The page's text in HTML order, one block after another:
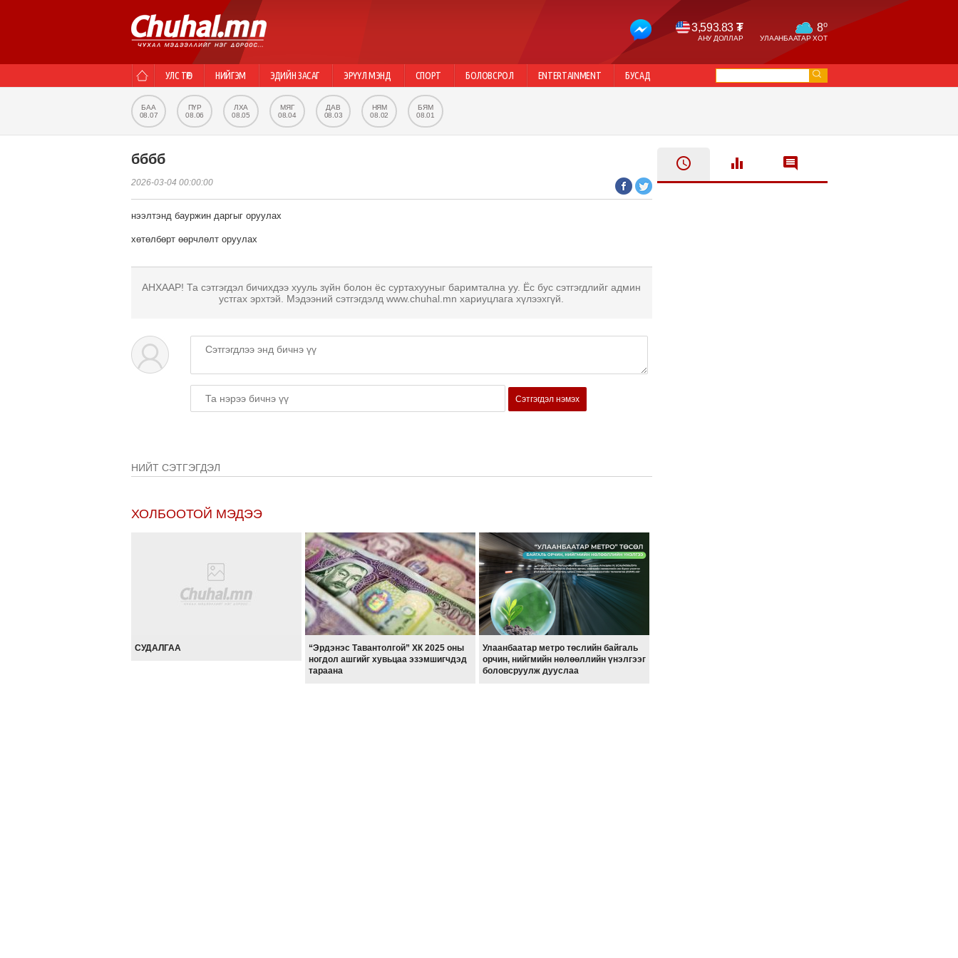
3,593.83 ₮
АНУ ДОЛЛАР
8o
УЛААНБААТАР ХОТ
УЛС ТӨР НИЙГЭМ ЭДИЙН ЗАСАГ ЭРҮҮЛ МЭНД СПОРТ БОЛОВСРОЛ ENTERTAINMENT БУСАД
БАА
08.07
ПҮР
08.06
ЛХА
08.05
МЯГ
08.04
ДАВ
08.03
НЯМ
08.02
БЯМ
08.01
бббб
2026-03-04 00:00:00
нээлтэнд бауржин даргыг оруулах
хөтөлбөрт өөрчлөлт оруулах
АНХААР! Та сэтгэгдэл бичихдээ хууль зүйн болон ёс суртахууныг баримтална уу. Ёс бус сэтгэгдлийг админ
устгах эрхтэй. Мэдээний сэтгэгдэлд www.chuhal.mn хариуцлага хүлээхгүй.
Сэтгэгдэл нэмэх
НИЙТ СЭТГЭГДЭЛ
ХОЛБООТОЙ МЭДЭЭ
СУДАЛГАА
“Эрдэнэс Тавантолгой” ХК 2025 оны
ногдол ашгийг хувьцаа эзэмшигчдэд
тараана
Улаанбаатар метро төслийн байгаль
орчин, нийгмийн нөлөөллийн үнэлгээг
боловсруулж дууслаа